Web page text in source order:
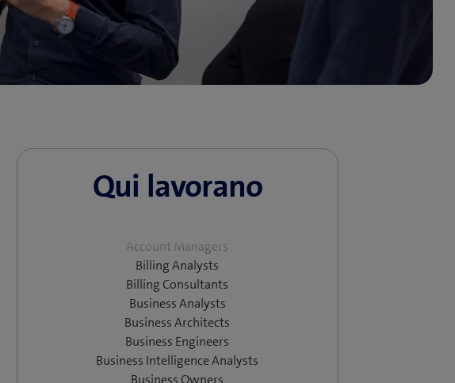
Qui lavorano
Account Managers
Billing Analysts
Billing Consultants
Business Analysts
Business Architects
Business Engineers
Business Intelligence Analysts
Business Owners